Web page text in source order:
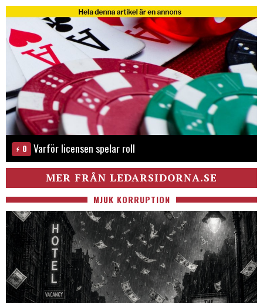
0 Varför licensen spelar roll
MER FRÅN LEDARSIDORNA.SE
MJUK KORRUPTION